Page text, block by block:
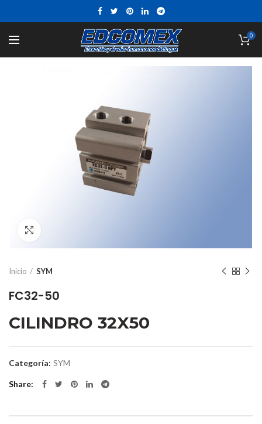
0
Inicio SYM
FC32-50
CILINDRO 32X50
Categoría: SYM
Share